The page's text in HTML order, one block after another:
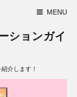
MENU
ションガイ
介します！